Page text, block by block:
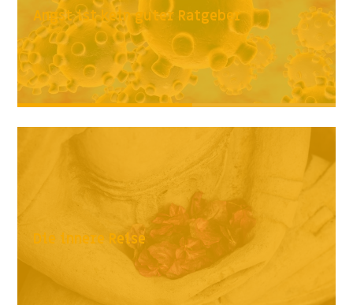
Angst ist kein guter Ratgeber
Die innere Reise